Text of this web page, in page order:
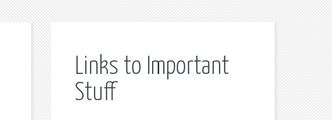
Links to Important
Stuff